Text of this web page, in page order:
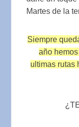
Martes de la
Siempre
año
ultimas rutas